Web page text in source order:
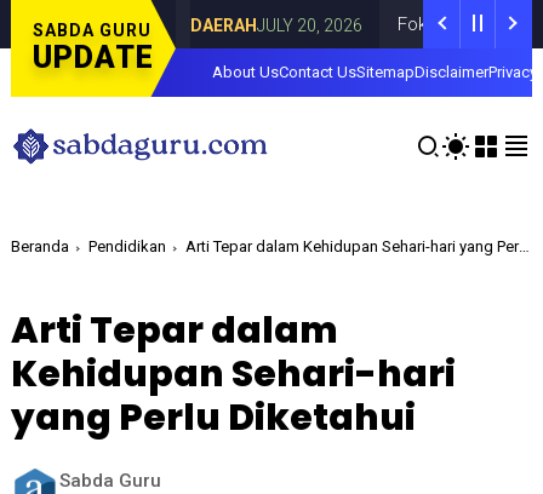
SABDA GURU
UPDATE
Curahdami DAERAH JULY 20, 2026 Fokus pada Tantangan
About UsContact UsSitemapDisclaimerPrivacy
Beranda Pendidikan Arti Tepar dalam Kehidupan Sehari-hari yang Perlu Diketahui
Arti Tepar dalam
Kehidupan Sehari-hari
yang Perlu Diketahui
Sabda Guru